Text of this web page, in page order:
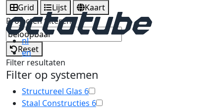
nl
en
Grid Lijst
Kaart
Projecten filteren
Reset
Filter resultaten
Filter op systemen
Structureel Glas 6
Staal Constructies 6